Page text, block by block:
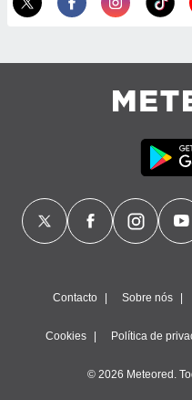
através
1199
Contacto Sobre nós
Cookies Política de
© 2026 Meteored.